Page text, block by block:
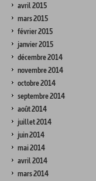
avril 2015
mars 2015
février 2015
janvier 2015
décembre 2014
novembre 2014
octobre 2014
septembre 2014
août 2014
juillet 2014
juin 2014
mai 2014
avril 2014
mars 2014